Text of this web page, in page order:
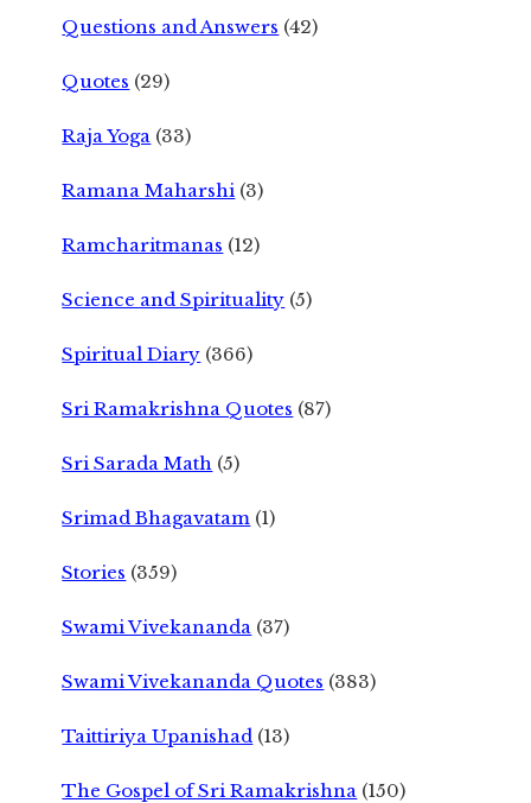
Questions and Answers (42)
Quotes (29)
Raja Yoga (33)
Ramana Maharshi (3)
Ramcharitmanas (12)
Science and Spirituality (5)
Spiritual Diary (366)
Sri Ramakrishna Quotes (87)
Sri Sarada Math (5)
Srimad Bhagavatam (1)
Stories (359)
Swami Vivekananda (37)
Swami Vivekananda Quotes (383)
Taittiriya Upanishad (13)
The Gospel of Sri Ramakrishna (150)